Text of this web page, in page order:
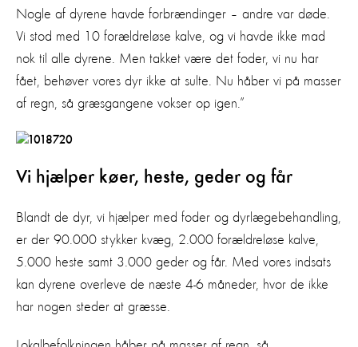
Nogle af dyrene havde forbrændinger – andre var døde.
Vi stod med 10 forældreløse kalve, og vi havde ikke mad
nok til alle dyrene. Men takket være det foder, vi nu har
fået, behøver vores dyr ikke at sulte. Nu håber vi på masser
af regn, så græsgangene vokser op igen.”
Vi hjælper køer, heste, geder og får
Blandt de dyr, vi hjælper med foder og dyrlægebehandling,
er der 90.000 stykker kvæg, 2.000 forældreløse kalve,
5.000 heste samt 3.000 geder og får. Med vores indsats
kan dyrene overleve de næste 4-6 måneder, hvor de ikke
har nogen steder at græsse.